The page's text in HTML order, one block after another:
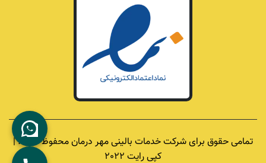
تمامی حقوق برای شرکت خدمات بالینی مهر درمان محفوظ است. |
کپی رایت 2022